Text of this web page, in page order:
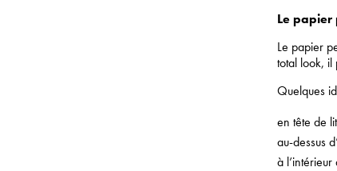
Le papier
Le papier
total look, il
Quelques
en tête de
au-dessus
à